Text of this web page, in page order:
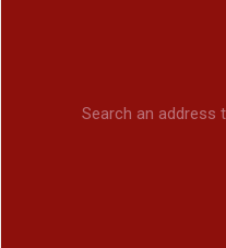
Search an address